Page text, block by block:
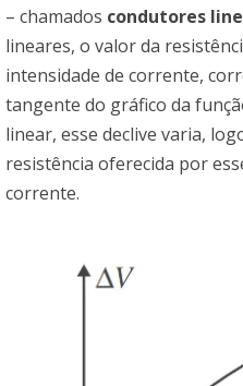
– chamados condutores
lineares, o valor da
intensidade de corrente,
tangente do gráfico da
linear, esse declive varia,
resistência oferecida por
corrente.